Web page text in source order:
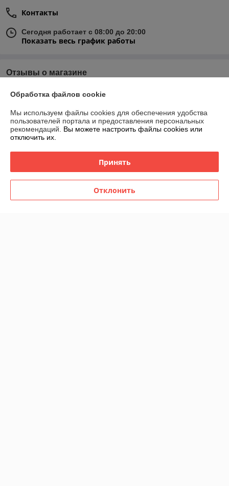
Контакты
Сегодня работает с 08:00 до 20:00
Показать весь график работы
Отзывы о магазине
189 отзывов за всё время
17.07.2026
Никита
Отлично
Отличная покупка, быстро и удобно, возможность забрать в центре
Обработка файлов cookie
Мы используем файлы cookies для обеспечения удобства
пользователей портала и предоставления персональных
рекомендаций. Вы можете настроить файлы cookies или
отключить их.
Принять
Отклонить